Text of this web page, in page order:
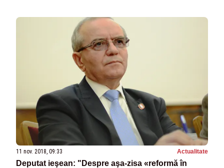
11 nov. 2018, 09:33 Actualitate
Deputat ieşean: "Despre aşa-zisa «reformă în